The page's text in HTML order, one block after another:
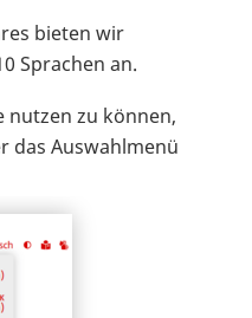
bieten wir
Sprachen an.
nutzen zu können,
das Auswahlmenü